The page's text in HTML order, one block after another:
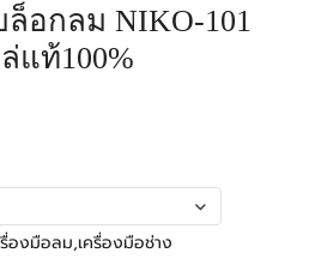
อกลม NIKO-101
แท้100%
รื่องมือลม,เครื่องมือช่าง